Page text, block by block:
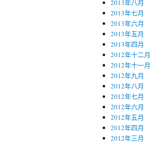
2013年八月
2013年七月
2013年六月
2013年五月
2013年四月
2012年十二月
2012年十一月
2012年九月
2012年八月
2012年七月
2012年六月
2012年五月
2012年四月
2012年三月